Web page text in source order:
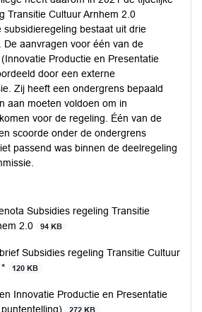
Transitie Cultuur Arnhem 2.0
subsidieregeling bestaat uit drie
De aanvragen voor één van de
Productie en Presentatie
door een externe
Zij heeft een ondergrens bepaald
aan moeten voldoen om in
voor de regeling. Één van de
scoorde onder de ondergrens
passend was binnen de deelregeling
Subsidies regeling Transitie
2.0
94 KB
Subsidies regeling Transitie Cultuur
120 KB
Innovatie Productie en Presentatie
272 KB